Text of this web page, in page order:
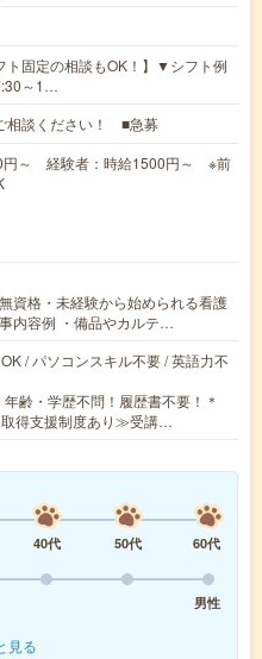
固定の相談もOK！】▼シフト例
～1…
相談ください！ ■急募
円～ 経験者：時給1500円～ ※前
資格・未経験から始められる看護
内容例 ・備品やカルテ…
/ パソコンスキル不要 / 英語力不
年齢・学歴不問！履歴書不要！＊
得支援制度あり≫受講…
40代 50代
60代
男性
見る